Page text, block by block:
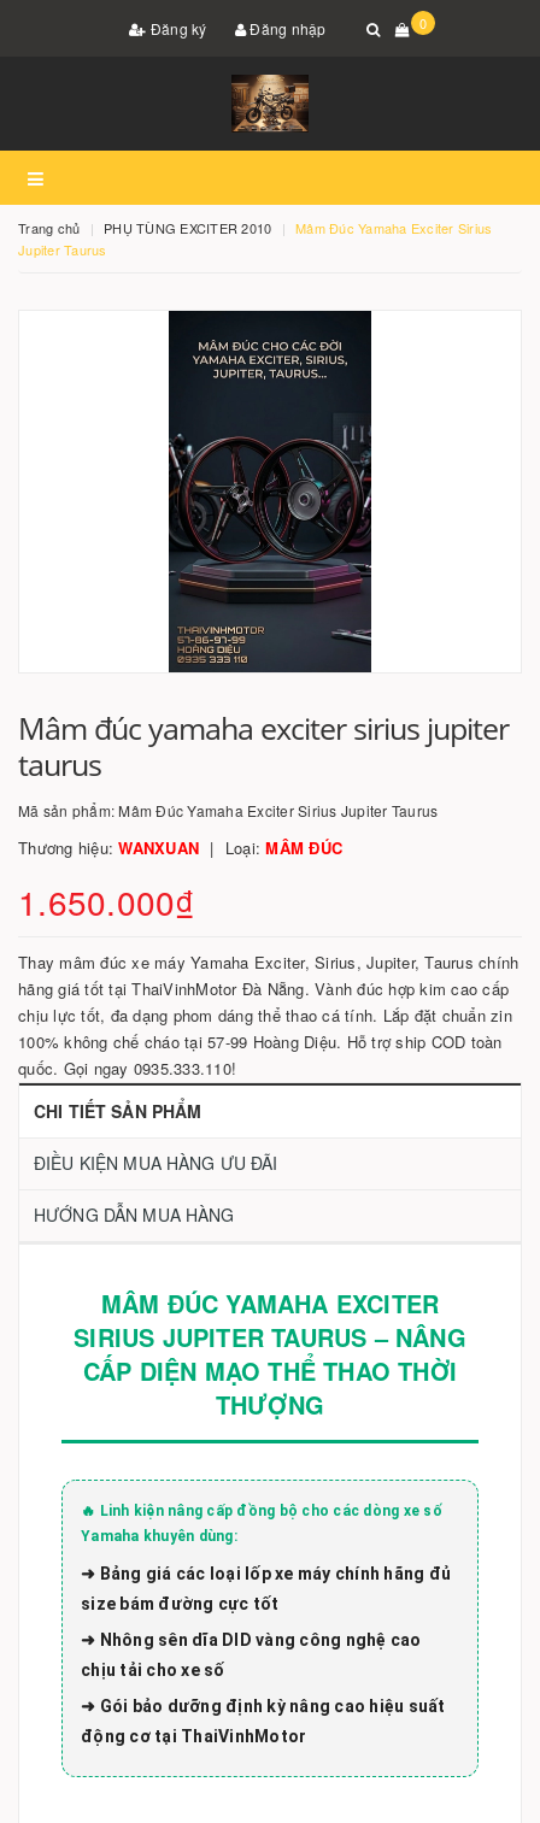
Đăng ký Đăng nhập 0
Trang chủ PHỤ TÙNG EXCITER 2010
Mâm Đúc Yamaha Exciter Sirius
Jupiter Taurus
Mâm đúc yamaha exciter sirius jupiter
taurus
Mã sản phẩm: Mâm Đúc Yamaha Exciter Sirius Jupiter Taurus
Thương hiệu:WANXUAN Loại:MÂM ĐÚC
1.650.000₫
Thay mâm đúc xe máy Yamaha Exciter, Sirius, Jupiter, Taurus chính
hãng giá tốt tại ThaiVinhMotor Đà Nẵng. Vành đúc hợp kim cao cấp
chịu lực tốt, đa dạng phom dáng thể thao cá tính. Lắp đặt chuẩn zin
100% không chế cháo tại 57-99 Hoàng Diệu. Hỗ trợ ship COD toàn
quốc. Gọi ngay 0935.333.110!
CHI TIẾT SẢN PHẨM
ĐIỀU KIỆN MUA HÀNG ƯU ĐÃI
HƯỚNG DẪN MUA HÀNG
MÂM ĐÚC YAMAHA EXCITER
SIRIUS JUPITER TAURUS – NÂNG
CẤP DIỆN MẠO THỂ THAO THỜI
THƯỢNG
🔥 Linh kiện nâng cấp đồng bộ cho các dòng xe số
Yamaha khuyên dùng:
➜ Bảng giá các loại lốp xe máy chính hãng đủ
size bám đường cực tốt
➜ Nhông sên dĩa DID vàng công nghệ cao
chịu tải cho xe số
➜ Gói bảo dưỡng định kỳ nâng cao hiệu suất
động cơ tại ThaiVinhMotor